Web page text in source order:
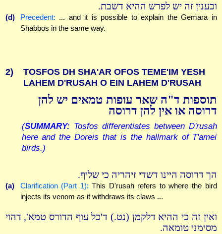
וכענין זה יש לפרש ההיא דשבת.
(d) Precedent: ... and it is possible to explain the Gemara in
Shabbos in the same way.
2)
TOSFOS DH SHA'AR OFOS TEME'IM YESH
LAHEM D'RUSAH O EIN LAHEM D'RUSAH
תוספות ד"ה שאר עופות טמאים יש להן
דרוסה או אין להן דרוסה
(SUMMARY: Tosfos differentiates between D'rusah
here and the Doreis that is the hallmark of T'amei
birds.)
הך דרוסה היינו דשדי זיהריה כי שליף.
(a) Clarification (Part 1): This D'rusah refers to where the bird
injects its venom as it withdraws its claws ...
ואין זה כי ההיא דלקמן (נט.) ד'כל עוף הדורס טמא', דהוי
מסימני טומאה.